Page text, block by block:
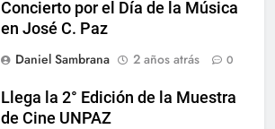
Concierto por el Día de la Música
en José C. Paz
Daniel Sambrana
2 años atrás 0
Llega la 2° Edición de la Muestra
de Cine UNPAZ